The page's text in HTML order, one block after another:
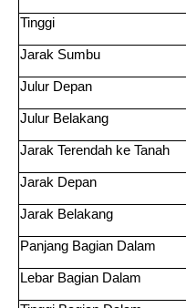
Tinggi
Jarak Sumbu
Julur Depan
Julur Belakang
Jarak Terendah ke Tanah
Jarak Depan
Jarak Belakang
Panjang Bagian Dalam
Lebar Bagian Dalam